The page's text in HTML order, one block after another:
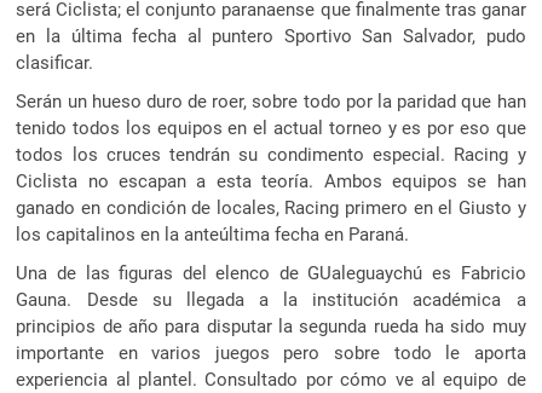
será Ciclista; el conjunto paranaense que finalmente tras ganar
en la última fecha al puntero Sportivo San Salvador, pudo
clasificar.
Serán un hueso duro de roer, sobre todo por la paridad que han
tenido todos los equipos en el actual torneo y es por eso que
todos los cruces tendrán su condimento especial. Racing y
Ciclista no escapan a esta teoría. Ambos equipos se han
ganado en condición de locales, Racing primero en el Giusto y
los capitalinos en la anteúltima fecha en Paraná.
Una de las figuras del elenco de GUaleguaychú es Fabricio
Gauna. Desde su llegada a la institución académica a
principios de año para disputar la segunda rueda ha sido muy
importante en varios juegos pero sobre todo le aporta
experiencia al plantel. Consultado por cómo ve al equipo de